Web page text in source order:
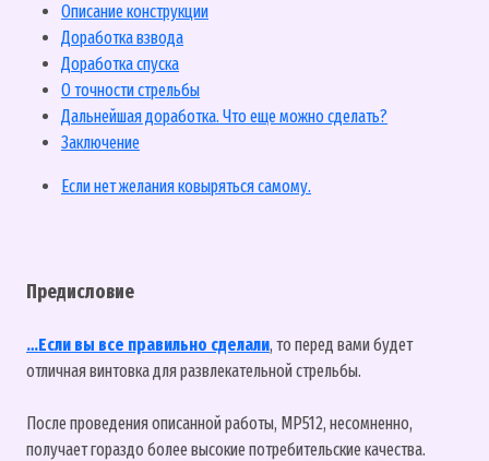
Описание конструкции
Доработка взвода
Доработка спуска
О точности стрельбы
Дальнейшая доработка. Что еще можно сделать?
Заключение
Если нет желания ковыряться самому.
Предисловие
…Если вы все правильно сделали, то перед вами будет
отличная винтовка для развлекательной стрельбы.
После проведения описанной работы, МР512, несомненно,
получает гораздо более высокие потребительские качества.